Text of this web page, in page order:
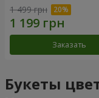
1 499 грн
Заказать
Букеты